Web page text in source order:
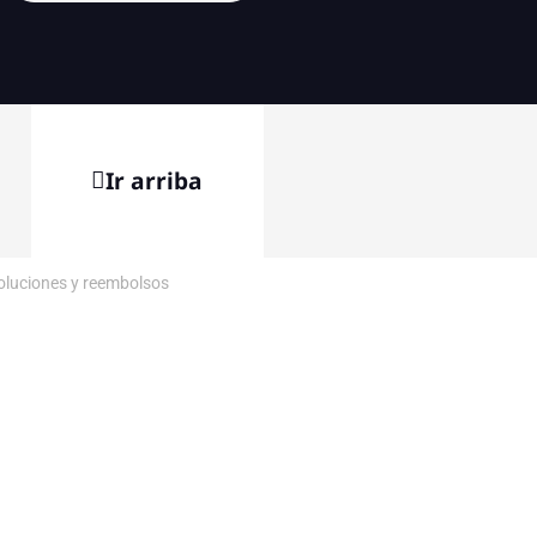
Ir arriba
y reembolsos